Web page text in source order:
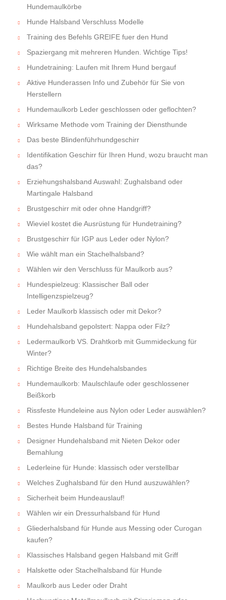
Hundemaulkörbe
Hunde Halsband Verschluss Modelle
Training des Befehls GREIFE fuer den Hund
Spaziergang mit mehreren Hunden. Wichtige Tips!
Hundetraining: Laufen mit Ihrem Hund bergauf
Aktive Hunderassen Info und Zubehör für Sie von
Herstellern
Hundemaulkorb Leder geschlossen oder geflochten?
Wirksame Methode vom Training der Diensthunde
Das beste Blindenführhundgeschirr
Identifikation Geschirr für Ihren Hund, wozu braucht man
das?
Erziehungshalsband Auswahl: Zughalsband oder
Martingale Halsband
Brustgeschirr mit oder ohne Handgriff?
Wieviel kostet die Ausrüstung für Hundetraining?
Brustgeschirr für IGP aus Leder oder Nylon?
Wie wählt man ein Stachelhalsband?
Wählen wir den Verschluss für Maulkorb aus?
Hundespielzeug: Klassischer Ball oder
Intelligenzspielzeug?
Leder Maulkorb klassisch oder mit Dekor?
Hundehalsband gepolstert: Nappa oder Filz?
Ledermaulkorb VS. Drahtkorb mit Gummideckung für
Winter?
Richtige Breite des Hundehalsbandes
Hundemaulkorb: Maulschlaufe oder geschlossener
Beißkorb
Rissfeste Hundeleine aus Nylon oder Leder auswählen?
Bestes Hunde Halsband für Training
Designer Hundehalsband mit Nieten Dekor oder
Bemahlung
Lederleine für Hunde: klassisch oder verstellbar
Welches Zughalsband für den Hund auszuwählen?
Sicherheit beim Hundeauslauf!
Wählen wir ein Dressurhalsband für Hund
Gliederhalsband für Hunde aus Messing oder Curogan
kaufen?
Klassisches Halsband gegen Halsband mit Griff
Halskette oder Stachelhalsband für Hunde
Maulkorb aus Leder oder Draht